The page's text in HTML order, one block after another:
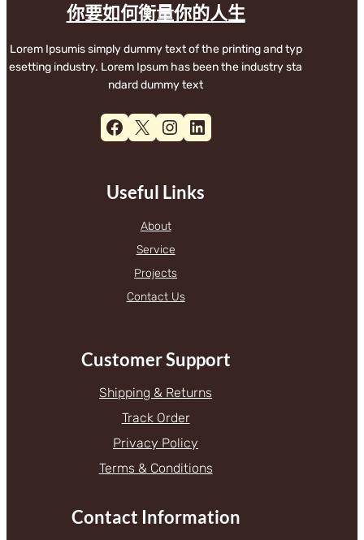
你要如何衡量你的人生
Lorem Ipsumis simply dummy text of the printing and typ
esetting industry. Lorem Ipsum has been the industry sta
ndard dummy text
Facebook X Instagram LinkedIn
Useful Links
About
Service
Projects
Contact Us
Customer Support
Shipping & Returns
Track Order
Privacy Policy
Terms & Conditions
Contact Information